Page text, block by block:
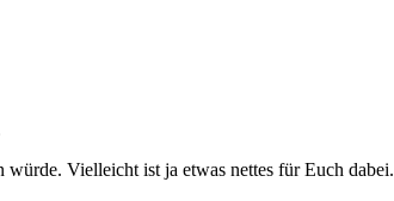
Vielleicht ist ja etwas nettes für Euch dabei.